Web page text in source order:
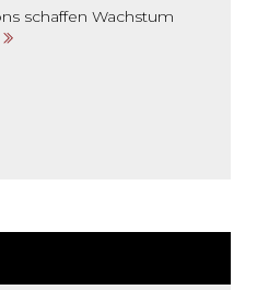
schaffen Wachstum